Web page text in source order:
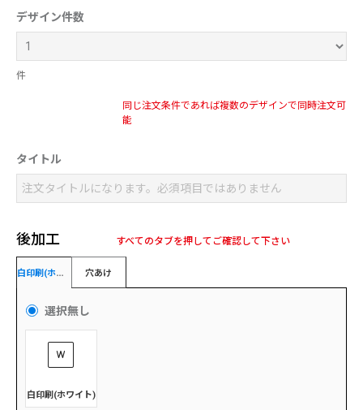
デザイン件数
件
同じ注文条件であれば複数のデザインで同時注文可
能
タイトル
後加工 すべてのタブを押してご確認して下さい
白
印刷(ホワイト) 穴あけ
選択無し
白印刷(ホワイト)